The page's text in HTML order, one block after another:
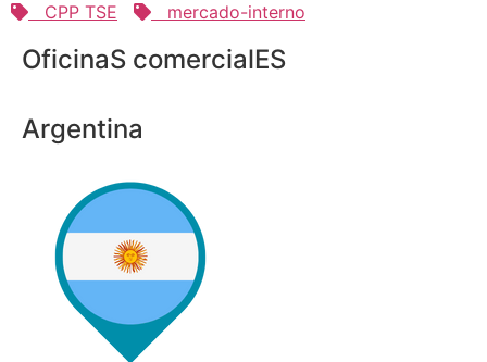
CPP TSE mercado-interno
OficinaS comercialES
Argentina